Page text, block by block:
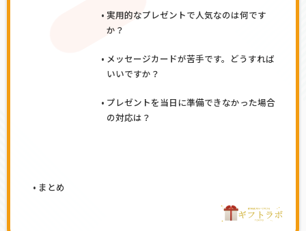
実用的なプレゼントで人気なのは何です
か？
メッセージカードが苦手です。どうすれば
いいですか？
プレゼントを当日に準備できなかった場合
の対応は？
まとめ